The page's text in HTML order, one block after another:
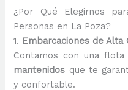
¿Por Qué Elegirnos
Personas en La Poza?
1. Embarcaciones de Alta
Contamos con una flota
mantenidos que te
y confortable.